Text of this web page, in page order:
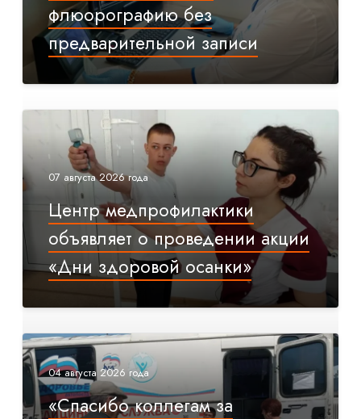
флюорографию без
предварительной записи
07 августа 2026 года
Центр медпрофилактики
объявляет о проведении акции
«Дни здоровой осанки»
04 августа 2026 года
«Спасибо коллегам за